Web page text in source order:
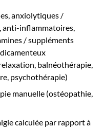
anxiolytiques /
anti-inflammatoires,
/ suppléments
balnéothérapie,
psychothérapie)
manuelle (ostéopathie,
calculée par rapport à